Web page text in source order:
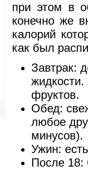
при этом в
конечно же
калорий
как был
Завтрак:
фруктов.
Обед:
любое
минусов).
Ужин:
После 18: